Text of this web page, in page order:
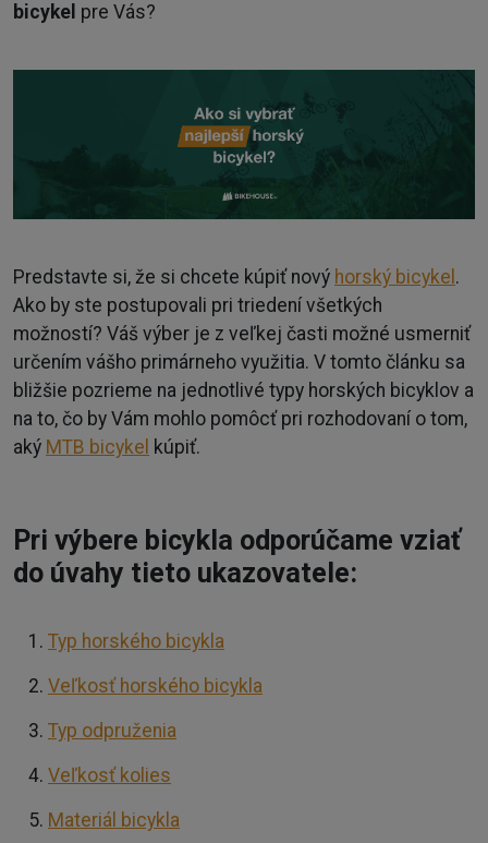
bicykel pre Vás?
Predstavte si, že si chcete kúpiť nový horský bicykel .
Ako by ste postupovali pri triedení všetkých
možností? Váš výber je z veľkej časti možné usmerniť
určením vášho primárneho využitia. V tomto článku sa
bližšie pozrieme na jednotlivé typy horských bicyklov a
na to, čo by Vám mohlo pomôcť pri rozhodovaní o tom,
aký MTB bicykel kúpiť.
Pri výbere bicykla odporúčame vziať
do úvahy tieto ukazovatele:
Typ horského bicykla
Veľkosť horského bicykla
Typ odpruženia
Veľkosť kolies
Materiál bicykla